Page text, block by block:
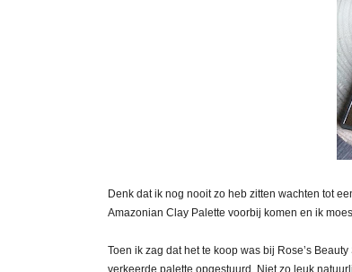
Denk dat ik nog nooit zo heb zitten wachten tot
Amazonian Clay Palette voorbij komen en ik
Toen ik zag dat het te koop was bij Rose’s
verkeerde palette opgestuurd. Niet zo leuk